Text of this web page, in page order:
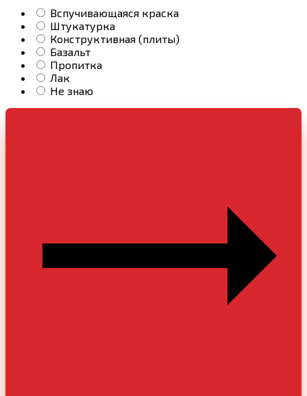
Вспучивающаяся краска
Штукатурка
Конструктивная (плиты)
Базальт
Пропитка
Лак
Не знаю